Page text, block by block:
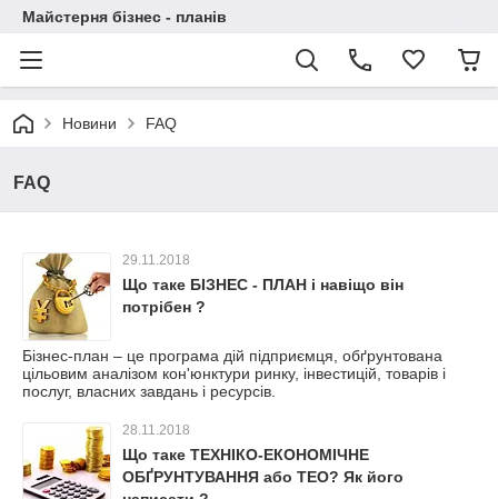
Майстерня бізнес - планів
Новини FAQ
FAQ
29.11.2018
Що таке БІЗНЕС - ПЛАН і навіщо він
потрібен ?
Бізнес-план – це програма дій підприємця, обґрунтована
цільовим аналізом кон'юнктури ринку, інвестицій, товарів і
послуг, власних завдань і ресурсів.
28.11.2018
Що таке ТЕХНІКО-ЕКОНОМІЧНЕ
ОБҐРУНТУВАННЯ або ТЕО? Як його